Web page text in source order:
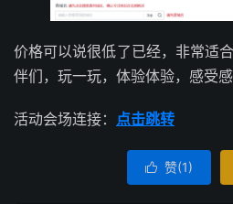
价格可以说很低了已经，非常适
伴们，玩一玩，体验体验，感受感
活动会场连接： 点击跳转
 赞(1)